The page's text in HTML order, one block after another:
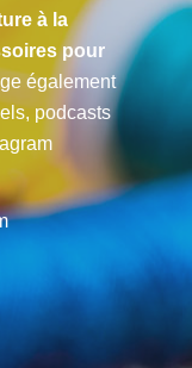
à la
pour
également
podcasts